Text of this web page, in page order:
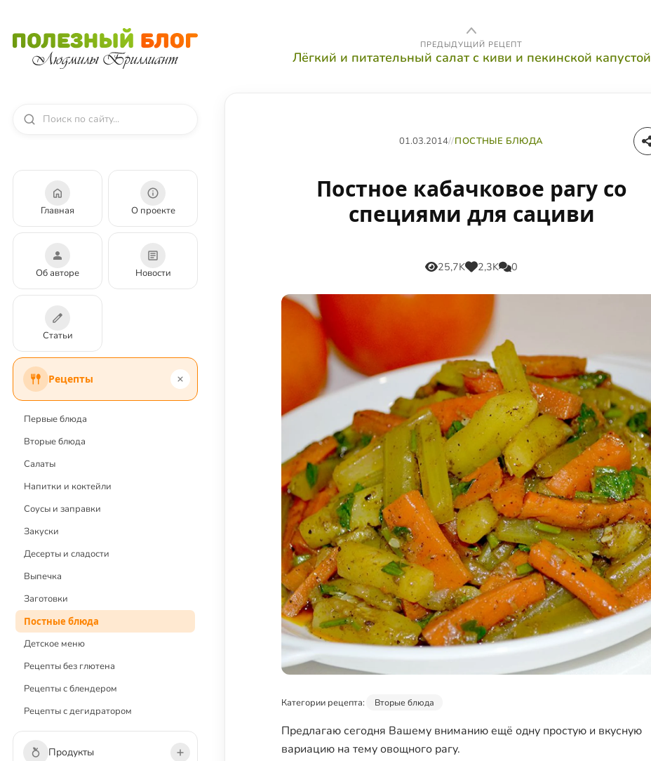
Главная О проекте
Об авторе Новости
Статьи
Рецепты
Первые блюда
Вторые блюда
Салаты
Напитки и коктейли
Соусы и заправки
Закуски
Десерты и сладости
Выпечка
Заготовки
Постные блюда
Детское меню
Рецепты без глютена
Рецепты с блендером
Рецепты с дегидратором
Продукты
ПРЕДЫДУЩИЙ РЕЦЕПТ
Лёгкий и питательный салат с киви и пекинской капустой
01.03.2014//ПОСТНЫЕ БЛЮДА
Постное кабачковое рагу со
специями для сациви
25,7K 2,3K 0
Категории рецепта: Вторые блюда
Предлагаю сегодня Вашему вниманию ещё одну простую и вкусную
вариацию на тему овощного рагу.